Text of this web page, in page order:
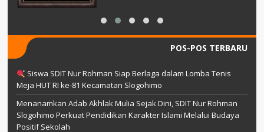
POS-POS TERBARU
Siswa SDIT Nur Rohman Siap Berlaga dalam Lomba Tenis
Meja HUT RI ke-81 Kecamatan Slogohimo
Menanamkan Adab Akhlak Mulia Sejak Dini, SDIT Nur Rohman
Slogohimo Perkuat Pendidikan Karakter Islami Melalui Budaya
Positif Sekolah